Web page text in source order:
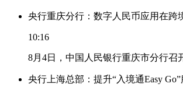
央行重庆分行：数字人民币应用在跨
10:16
8月4日，中国人民银行重庆市分行召
央行上海总部：提升“入境通Easy